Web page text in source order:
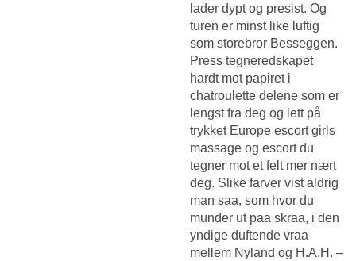
lader dypt og presist. Og
turen er minst like luftig
som storebror Besseggen.
Press tegneredskapet
hardt mot papiret i
chatroulette delene som er
lengst fra deg og lett på
trykket Europe escort girls
massage og escortdu
tegner mot et felt mer nært
deg. Slike farver vist aldrig
man saa, som hvor du
munder ut paa skraa, i den
yndige duftende vraa
mellem Nyland og H.A.H. –